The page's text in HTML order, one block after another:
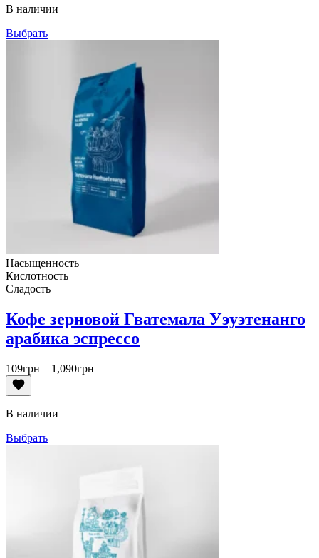
В наличии
Выбрать
Насыщенность
Кислотность
Сладость
Кофе зерновой Гватемала Уэуэтенанго
арабика эспрессо
109грн – 1,090грн
В наличии
Выбрать